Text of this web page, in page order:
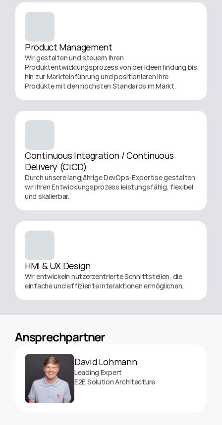
Product Management
Wir gestalten und steuern Ihren
Produktentwicklungsprozess von der Ideenfindung bis
hin zur Markteinführung und positionieren Ihre
Produkte mit den höchsten Standards im Markt.
Continuous Integration / Continuous
Delivery (CICD)
Durch unsere langjährige DevOps-Expertise gestalten
wir Ihren Entwicklungsprozess leistungsfähig, flexibel
und skalierbar.
HMI & UX Design
Wir entwickeln nutzerzentrierte Schnittstellen, die
einfache und effiziente Interaktionen ermöglichen.
Ansprechpartner
David Lohmann
Leading Expert
E2E Solution Architecture